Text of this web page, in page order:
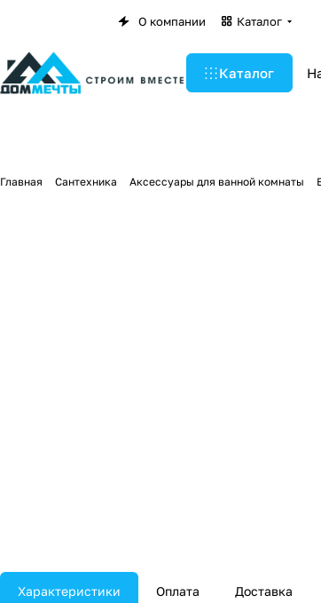
О компании Каталог
Каталог
Главная Сантехника Аксессуары для ванной комнаты
Характеристики Оплата Доставка